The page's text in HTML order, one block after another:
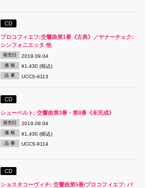
CD
プロコフィエフ:交響曲第1番《古典》／ヤナーチェク:
シンフォニエッタ 他
発売日 2019.09.04
価 格 ¥1,430 (税込)
品 番 UCCS-9113
CD
シューベルト: 交響曲第3番・第8番《未完成》
発売日 2019.09.04
価 格 ¥1,430 (税込)
品 番 UCCS-9114
CD
ショスタコーヴィチ: 交響曲第5番/プロコフィエフ: バ